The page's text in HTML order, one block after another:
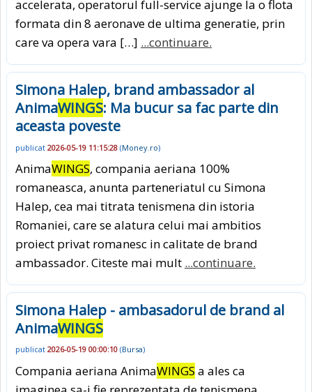
accelerata, operatorul full-service ajunge la o flota
formata din 8 aeronave de ultima generatie, prin
care va opera vara […] ...continuare.
Simona Halep, brand ambassador al
AnimaWINGS: Ma bucur sa fac parte din
aceasta poveste
publicat 2026-05-19 11:15:28 (Money.ro)
AnimaWINGS, compania aeriana 100%
romaneasca, anunta parteneriatul cu Simona
Halep, cea mai titrata tenismena din istoria
Romaniei, care se alatura celui mai ambitios
proiect privat romanesc in calitate de brand
ambassador. Citeste mai mult ...continuare.
Simona Halep - ambasadorul de brand al
AnimaWINGS
publicat 2026-05-19 00:00:10 (Bursa)
Compania aeriana AnimaWINGS a ales ca